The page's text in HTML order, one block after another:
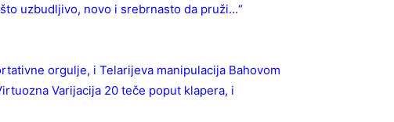
uzbudljivo, novo i srebrnasto da pruži…“
orgulje, i Telarijeva manipulacija Bahovom
Varijacija 20 teče poput klapera, i